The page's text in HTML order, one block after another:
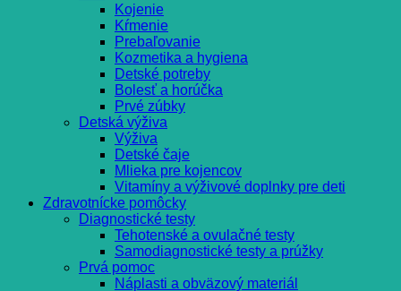
Kojenie
Kŕmenie
Prebaľovanie
Kozmetika a hygiena
Detské potreby
Bolesť a horúčka
Prvé zúbky
Detská výživa
Výživa
Detské čaje
Mlieka pre kojencov
Vitamíny a výživové doplnky pre deti
Zdravotnícke pomôcky
Diagnostické testy
Tehotenské a ovulačné testy
Samodiagnostické testy a prúžky
Prvá pomoc
Náplasti a obväzový materiál